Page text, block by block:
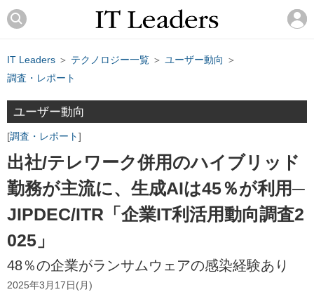
IT Leaders ＞ テクノロジー一覧 ＞ ユーザー動向 ＞
調査・レポート
ユーザー動向
調査・レポート
出社/テレワーク併用のハイブリッド
勤務が主流に、生成AIは45％が利用─
JIPDEC/ITR「企業IT利活用動向調査2
025」
48％の企業がランサムウェアの感染経験あり
2025年3月17日(月)